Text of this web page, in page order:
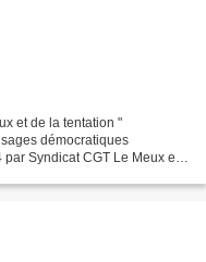
et de la tentation "
démocratiques
Syndicat CGT Le Meux et